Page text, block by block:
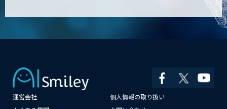
運営会社
個人情報の取り扱い